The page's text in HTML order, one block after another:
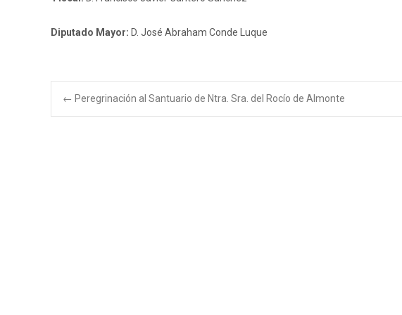
Diputado Mayor: D. José Abraham Conde Luque
Navegación
← Peregrinación al Santuario de Ntra. Sra. del Rocío de Almonte